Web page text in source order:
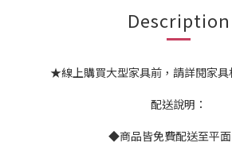
Description
★線上購買大型家具前，請詳閱家
配送說明：
◆商品皆免費配送至平